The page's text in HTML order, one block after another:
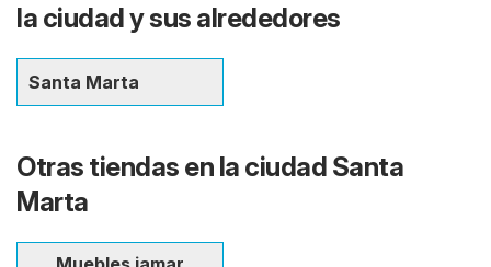
la ciudad y sus alrededores
Santa Marta
Otras tiendas en la ciudad Santa
Marta